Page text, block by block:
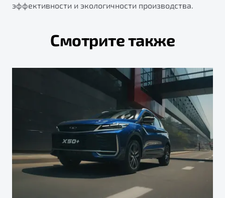
эффективности и экологичности производства.
Смотрите также